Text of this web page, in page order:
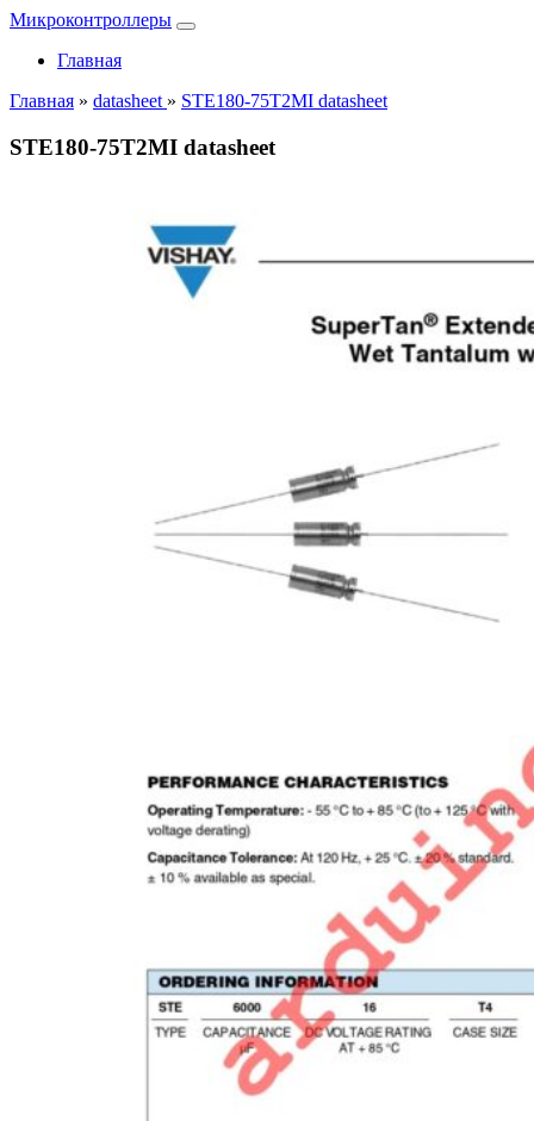
Микроконтроллеры
Главная
Главная » datasheet » STE180-75T2MI datasheet
STE180-75T2MI datasheet